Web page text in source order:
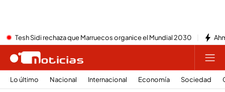
Tesh Sidi rechaza que Marruecos organice el Mundial 2030
Lo último Nacional Internacional Economía Sociedad